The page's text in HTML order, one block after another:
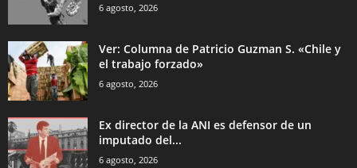
6 agosto, 2026
Ver: Columna de Patricio Guzman S. «Chile y
el trabajo forzado»
6 agosto, 2026
Ex director de la ANI es defensor de un
imputado del...
6 agosto, 2026